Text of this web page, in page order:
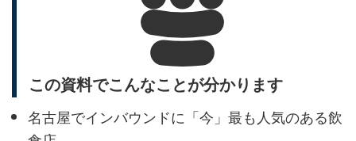
この資料でこんなことが分かります
名古屋でインバウンドに「今」最も人気のある飲